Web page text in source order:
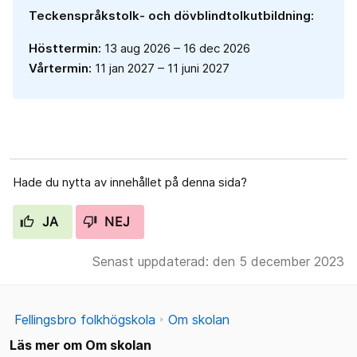
Teckenspråkstolk- och dövblindtolkutbildning:
Hösttermin: 13 aug 2026 – 16 dec 2026
Vårtermin: 11 jan 2027 – 11 juni 2027
Hade du nytta av innehållet på denna sida?
JA NEJ
Senast uppdaterad: den 5 december 2023
Fellingsbro folkhögskola
Om skolan
Läs mer om Om skolan